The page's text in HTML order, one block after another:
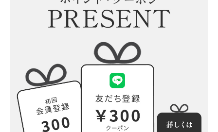
ウッドフレーム
陶器アレンジ
もっと見る